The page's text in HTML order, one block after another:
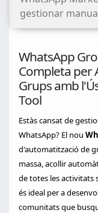
gestionar
WhatsApp
Completa per
Grups amb
Tool
Estàs cansat de
WhatsApp? El nou
d'automatització de
massa, acollir
de totes les activitats
és ideal per a
comunitats que